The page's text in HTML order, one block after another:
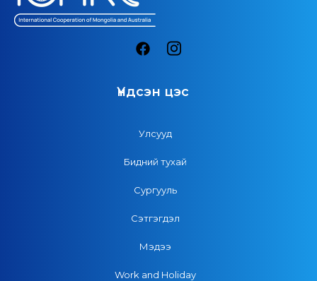
Үндсэн цэс
Улсууд
Бидний тухай
Сургууль
Сэтгэгдэл
Мэдээ
Work and Holiday